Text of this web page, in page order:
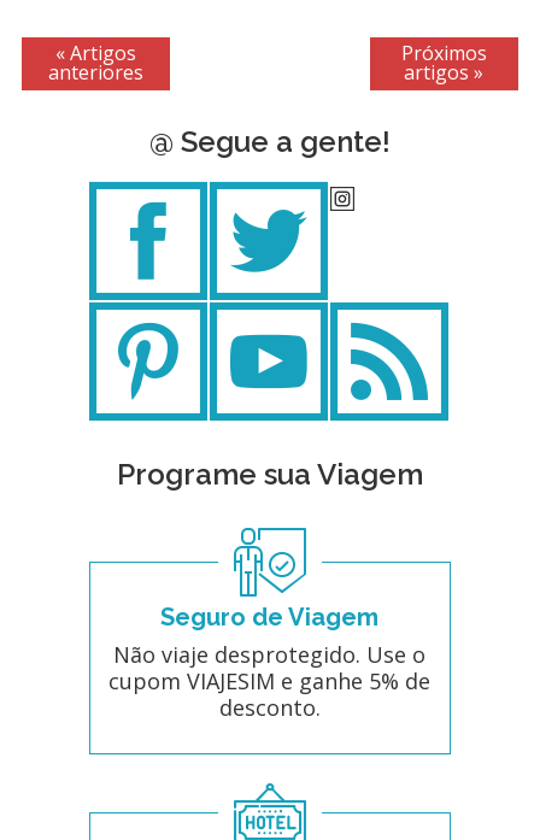
« Artigos
anteriores
Próximos
artigos »
@ Segue a gente!
Programe sua Viagem
Seguro de Viagem
Não viaje desprotegido. Use o
cupom VIAJESIM e ganhe 5% de
desconto.